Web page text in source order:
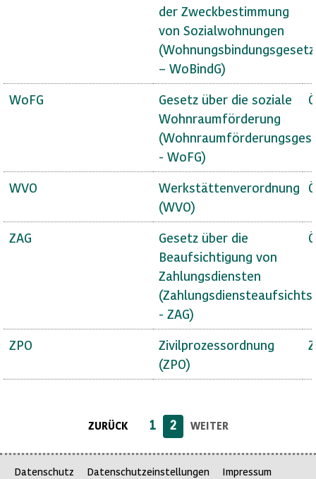
der Zweckbestimmung
von Sozialwohnungen
(Wohnungsbindungsgesetz
– WoBindG)
WoFG
Gesetz über die soziale
Wohnraumförderung
- WoFG)
WVO
Werkstättenverordnung
(WVO)
ZAG
Gesetz über die
Beaufsichtigung von
Zahlungsdiensten
- ZAG)
ZPO
Zivilprozessordnung
(ZPO)
ZURÜCK 1 2 WEITER
Datenschutz Datenschutzeinstellungen Impressum